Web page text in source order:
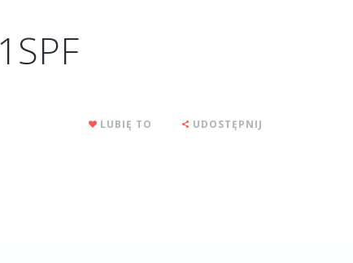
LUBIĘ TO UDOSTĘPNIJ